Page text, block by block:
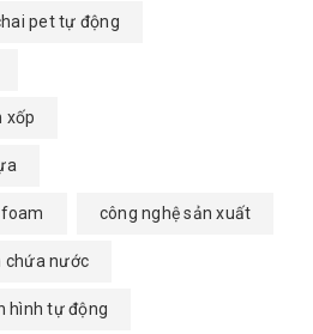
pet tự động
xốp
công nghệ sản xuất
chứa nước
hình tự động